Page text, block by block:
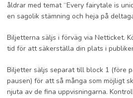
åldrar med temat “Every fairytale is
en sagolik stämning och heja på
Biljetterna säljs i förväg via Netticket.
tid för att säkerställa din plats i
Biljetter säljs separat till block 1 (före
pausen) för att så många som möjligt
njuta av de fina uppvisningarna.